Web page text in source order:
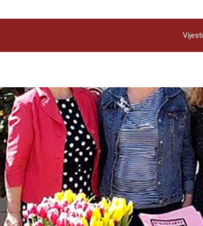
Vijesti